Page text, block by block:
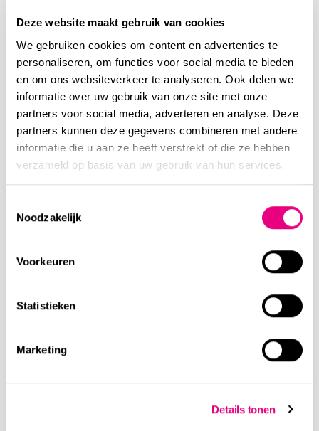
Deze website maakt gebruik van cookies
We gebruiken cookies om content en advertenties te
personaliseren, om functies voor social media te bieden
en om ons websiteverkeer te analyseren. Ook delen we
informatie over uw gebruik van onze site met onze
partners voor social media, adverteren en analyse. Deze
partners kunnen deze gegevens combineren met andere
informatie die u aan ze heeft verstrekt of die ze hebben
verzameld op basis van uw gebruik van hun services.
Noodzakelijk
Voorkeuren
Statistieken
Marketing
Details tonen
Phone
Untitled
0 von 600 max. Zeichenanzahl
MannaertsAppels zich aan hetgeen zij over de